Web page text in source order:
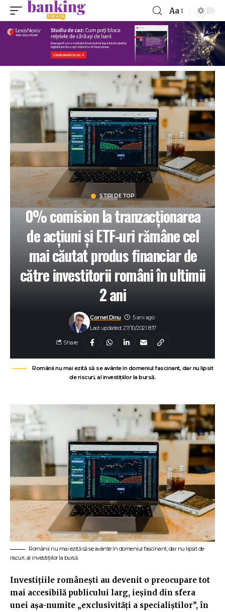
Aa
STIRI DE TOP
0% comision la tranzacționarea
de acțiuni și ETF-uri rămâne cel
mai căutat produs financiar de
către investitorii români în ultimii
2 ani
Last updated: 27/10/2021 8:17
Cornel Dinu 5 ani ago
Share
Românii nu mai ezită să se avânte în domeniul fascinant, dar nu lipsit
de riscuri, al investițiilor la bursă.
Românii nu mai ezită să se avânte în domeniul fascinant, dar nu lipsit de
riscuri, al investițiilor la bursă.
Investițiile românești au devenit o preocupare tot
mai accesibilă publicului larg, ieșind din sfera
unei așa-numite „exclusivități a specialiștilor”, în